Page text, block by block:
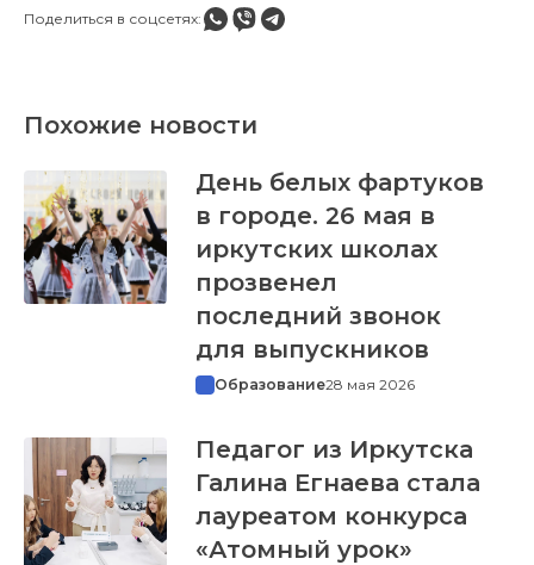
Поделиться в соцсетях:
Похожие новости
День белых фартуков
в городе. 26 мая в
иркутских школах
прозвенел
последний звонок
для выпускников
Образование28 мая 2026
Педагог из Иркутска
Галина Егнаева стала
лауреатом конкурса
«Атомный урок»